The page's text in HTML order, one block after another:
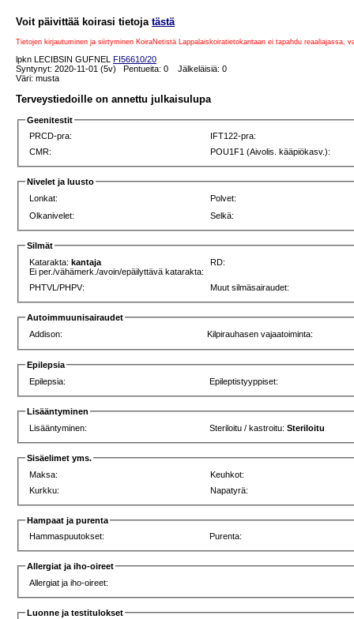
Voit päivittää koirasi tietoja tästä
Tietojen kirjautuminen ja siirtyminen KoiraNetistä Lappalaiskoiratietokantaan ei tapahdu
lpkn LECIBSIN GUFNEL FI56610/20
Syntynyt: 2020-11-01 (5v) Pentueita: 0 Jälkeläisiä: 0
Väri: musta
Terveystiedoille on annettu julkaisulupa
Geenitestit
PRCD-pra:
IFT122-pra:
CMR:
POU1F1 (Aivolis. kääpiökasv.):
Nivelet ja luusto
Lonkat:
Polvet:
Olkanivelet:
Selkä:
Silmät
Katarakta:kantaja
Ei per./vähämerk./avoin/epäilyttävä katarakta:
RD:
PHTVL/PHPV: Muut silmäsairaudet:
Autoimmuunisairaudet
Addison:
Kilpirauhasen vajaatoiminta:
Epilepsia
Epilepsia:
Epileptistyyppiset:
Lisääntyminen
Lisääntyminen:
Steriloitu / kastroitu:Steriloitu
Sisäelimet yms.
Maksa:
Keuhkot:
Kurkku:
Napatyrä:
Hampaat ja purenta
Hammaspuutokset:
Purenta:
Allergiat ja iho-oireet
Allergiat ja iho-oireet:
Luonne ja testitulokset